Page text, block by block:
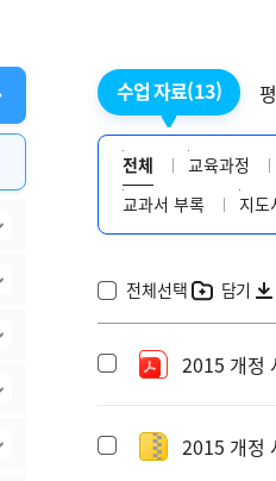
수업 자료(13)
전체 교육과정
교과서 부록
지도
전체선택 담기
2015 개정
2015 개정